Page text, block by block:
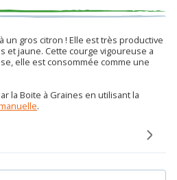
un gros citron ! Elle est très productive
jaune. Cette courge vigoureuse a
elle est consommée comme une
la Boite à Graines en utilisant la
.